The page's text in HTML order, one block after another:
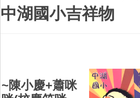
榮耀e中湖
成果專區
中湖國小吉祥物
~陳小慶+蕭咪